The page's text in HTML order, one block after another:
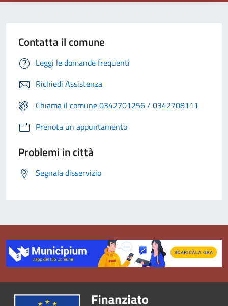
Contatta il comune
Leggi le domande frequenti
Richiedi Assistenza
Chiama il comune 0342701256 / 0342708111
Prenota un appuntamento
Problemi in città
Segnala disservizio